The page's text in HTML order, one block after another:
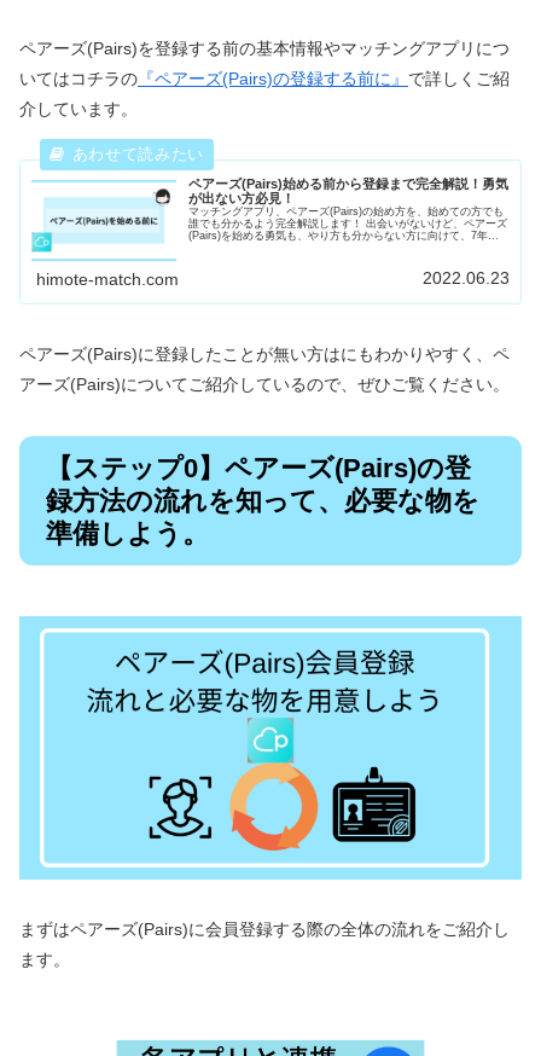
ペアーズ(Pairs)を登録する前の基本情報やマッチングアプリにつ
いてはコチラの 『ペアーズ(Pairs)の登録する前に』 で詳しくご紹
介しています。
ペアーズ(Pairs)始める前から登録まで完全解説！勇気
が出ない方必見！
マッチングアプリ、ペアーズ(Pairs)の始め方を、始めての方でも
誰でも分かるよう完全解説します！ 出会いがないけど、ペアーズ
(Pairs)を始める勇気も、やり方も分からない方に向けて、7年間
himote-match.com 2022.06.23
ペアーズ(Pairs)に登録したことが無い方はにもわかりやすく、ペ
アーズ(Pairs)についてご紹介しているので、ぜひご覧ください。
【ステップ0】ペアーズ(Pairs)の登
録方法の流れを知って、必要な物を
準備しよう。
まずはペアーズ(Pairs)に会員登録する際の全体の流れをご紹介し
ます。